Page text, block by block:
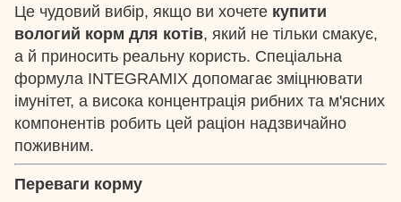
Це чудовий вибір, якщо ви хочете купити
вологий корм для котів, який не тільки смакує,
а й приносить реальну користь. Спеціальна
формула INTEGRAMIX допомагає зміцнювати
імунітет, а висока концентрація рибних та м'ясних
компонентів робить цей раціон надзвичайно
поживним.
Переваги корму